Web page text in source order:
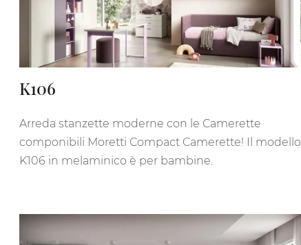
K106
Arreda stanzette moderne con le Camerette
componibili Moretti Compact Camerette! Il modello
K106 in melaminico è per bambine.